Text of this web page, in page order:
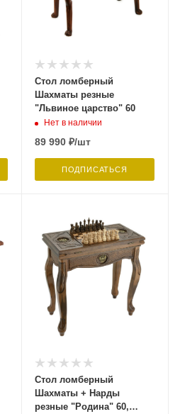
Стол ломберный
Шахматы резные
"Львиное царство" 60
Нет в наличии
89 990₽/шт
ПОДПИСАТЬСЯ
Стол ломберный
Шахматы + Нарды
резные "Родина" 60,